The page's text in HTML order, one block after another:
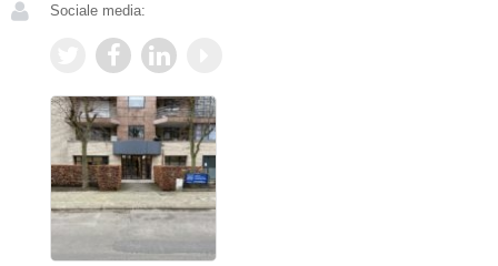
Sociale media: